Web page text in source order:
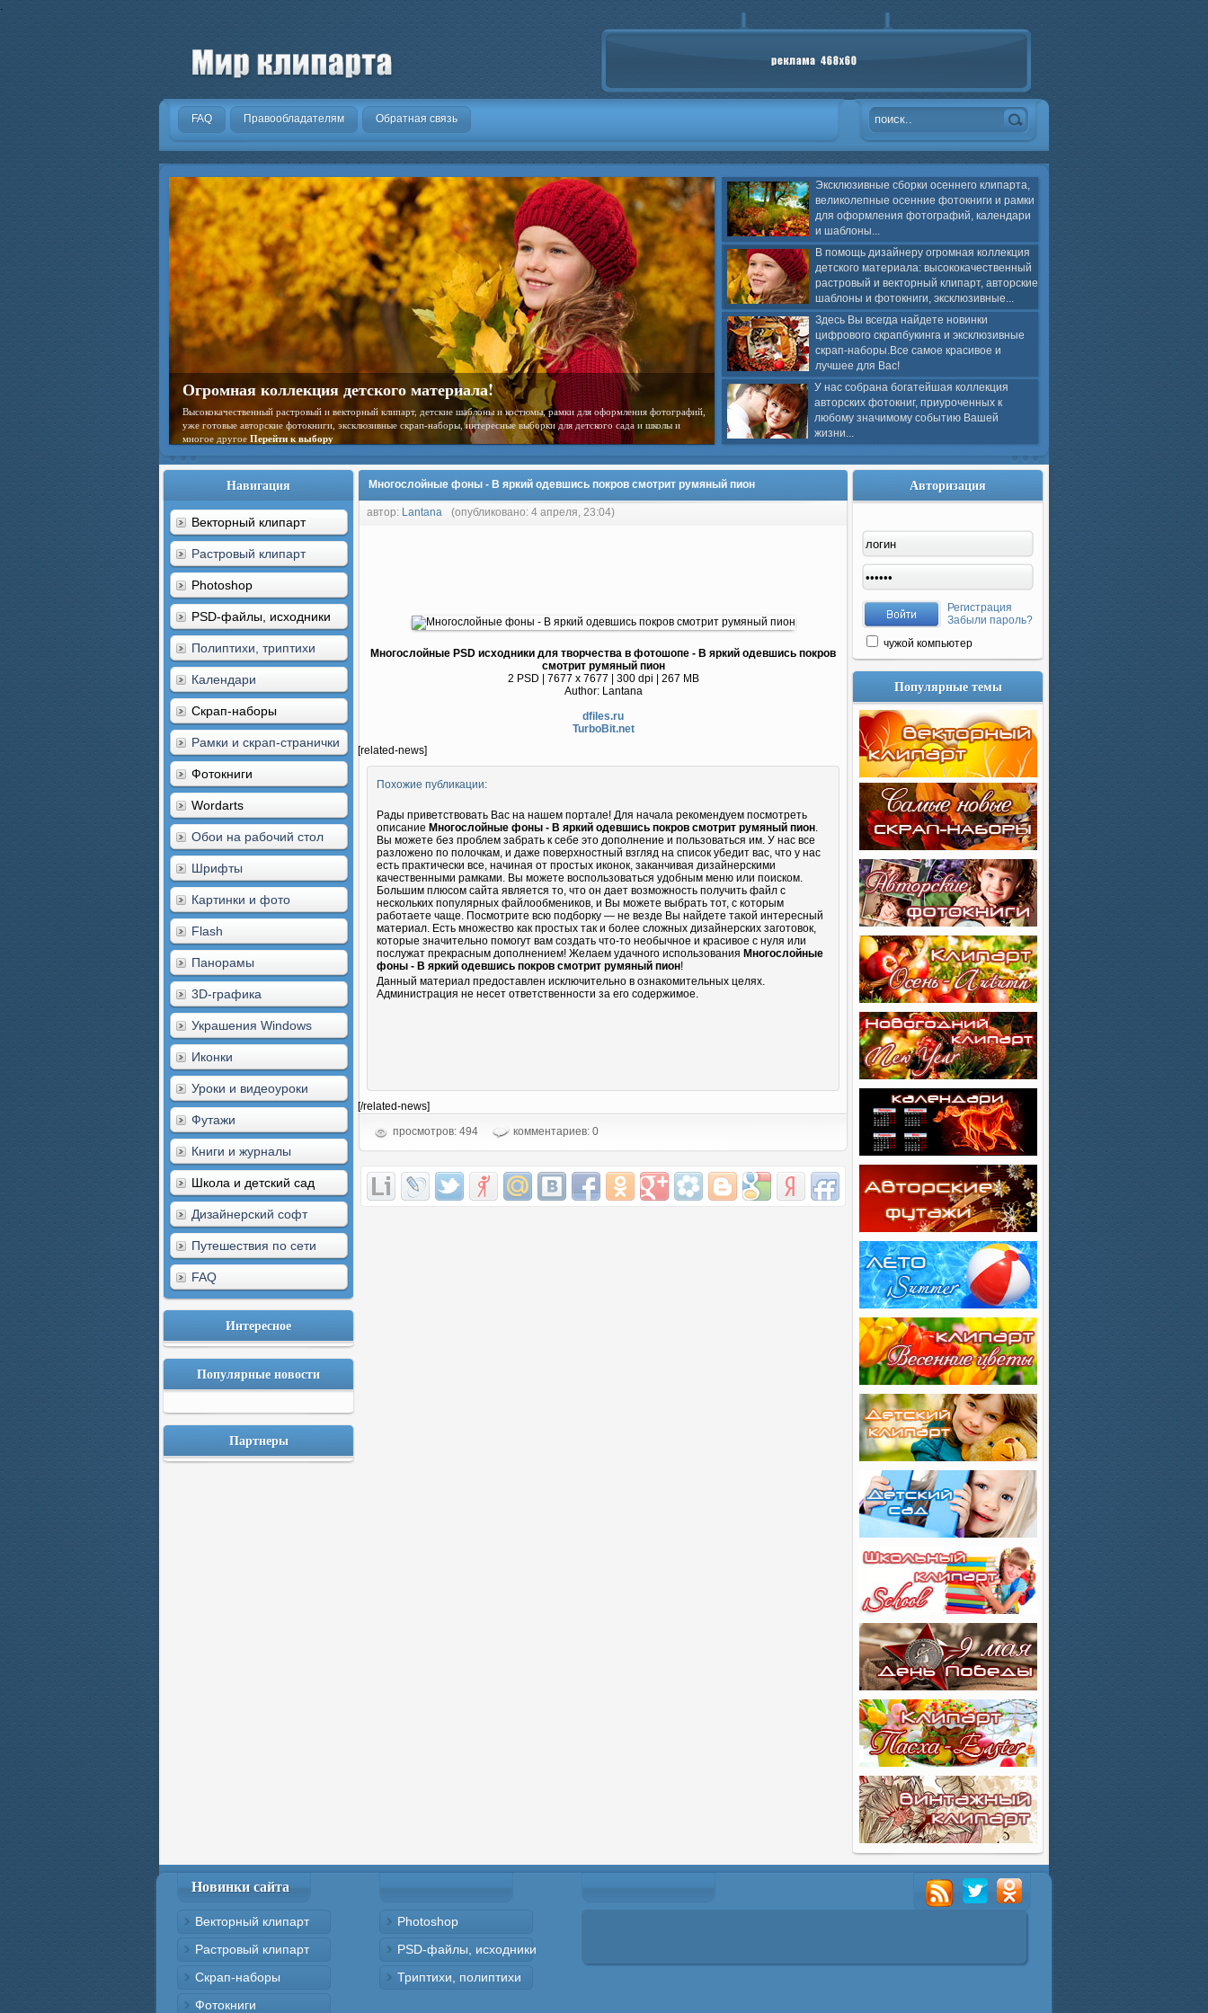
.
FAQ Правообладателям Обратная связь
Эксклюзивные сборки осеннего клипарта,
великолепные осенние фотокниги и рамки
для оформления фотографий, календари
и шаблоны...
В помощь дизайнеру огромная коллекция
детского материала: высококачественный
растровый и векторный клипарт, авторские
шаблоны и фотокниги, эксклюзивные...
Здесь Вы всегда найдете новинки
цифрового скрапбукинга и эксклюзивные
скрап-наборы.Все самое красивое и
лучшее для Вас!
У нас собрана богатейшая коллекция
авторских фотокниг, приуроченных к
любому значимому событию Вашей
жизни...
Огромная коллекция детского материала!
Высококачественный растровый и векторный клипарт, детские шаблоны и костюмы, рамки для оформления фотографий,
уже готовые авторские фотокниги, эксклюзивные скрап-наборы, интересные выборки для детского сада и школы и
многое другое Перейти к выбору
Навигация
Векторный клипарт
Растровый клипарт
Photoshop
PSD-файлы, исходники
Полиптихи, триптихи
Календари
Скрап-наборы
Рамки и скрап-странички
Фотокниги
Wordarts
Обои на рабочий стол
Шрифты
Картинки и фото
Flash
Панорамы
3D-графика
Украшения Windows
Иконки
Уроки и видеоуроки
Футажи
Книги и журналы
Школа и детский сад
Дизайнерский софт
Путешествия по сети
FAQ
Интересное
Популярные новости
Партнеры
Многослойные фоны - В яркий одевшись покров смотрит румяный пион
автор: Lantana (опубликовано: 4 апреля, 23:04)
Многослойные PSD исходники для творчества в фотошопе - В яркий одевшись покров
смотрит румяный пион
2 PSD | 7677 x 7677 | 300 dpi | 267 MB
Author: Lantana
dfiles.ru
TurboBit.net
[related-news]
Похожие публикации:
Рады приветствовать Вас на нашем портале! Для начала рекомендуем посмотреть
описание Многослойные фоны - В яркий одевшись покров смотрит румяный пион.
Вы можете без проблем забрать к себе это дополнение и пользоваться им. У нас все
разложено по полочкам, и даже поверхностный взгляд на список убедит вас, что у нас
есть практически все, начиная от простых иконок, заканчивая дизайнерскими
качественными рамками. Вы можете воспользоваться удобным меню или поиском.
Большим плюсом сайта является то, что он дает возможность получить файл с
нескольких популярных файлообмеников, и Вы можете выбрать тот, с которым
работаете чаще. Посмотрите всю подборку — не везде Вы найдете такой интересный
материал. Есть множество как простых так и более сложных дизайнерских заготовок,
которые значительно помогут вам создать что-то необычное и красивое с нуля или
послужат прекрасным дополнением! Желаем удачного использования Многослойные
фоны - В яркий одевшись покров смотрит румяный пион!
Данный материал предоставлен исключительно в ознакомительных целях.
Администрация не несет ответственности за его содержимое.
[/related-news]
просмотров: 494
комментариев: 0
Авторизация
Регистрация
Забыли пароль?
чужой компьютер
Популярные темы
Новинки сайта
Векторный клипарт
Растровый клипарт
Скрап-наборы
Фотокниги
Photoshop
PSD-файлы, исходники
Триптихи, полиптихи